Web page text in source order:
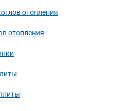
отопления
отопления